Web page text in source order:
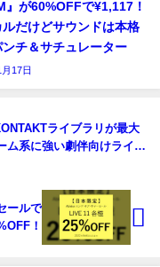
』が60%OFFで¥1,117！
ルだけどサウンドは本格
チ＆サチュレーター
17日
ライブラリが最大
ム系に強い劇伴向けライブ
ールで
！